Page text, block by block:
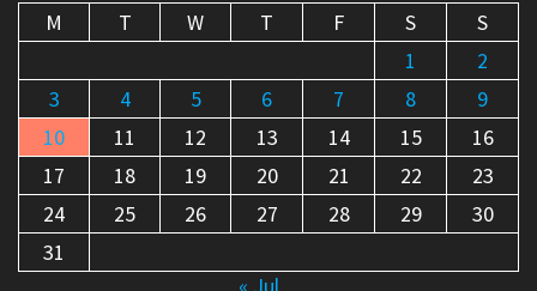
M T W T F S
S
1
2
3
4 5 6 7 8
9
10
11 12 13 14 15
16
17
18 19 20 21 22
23
24
25 26 27 28 29
30
31